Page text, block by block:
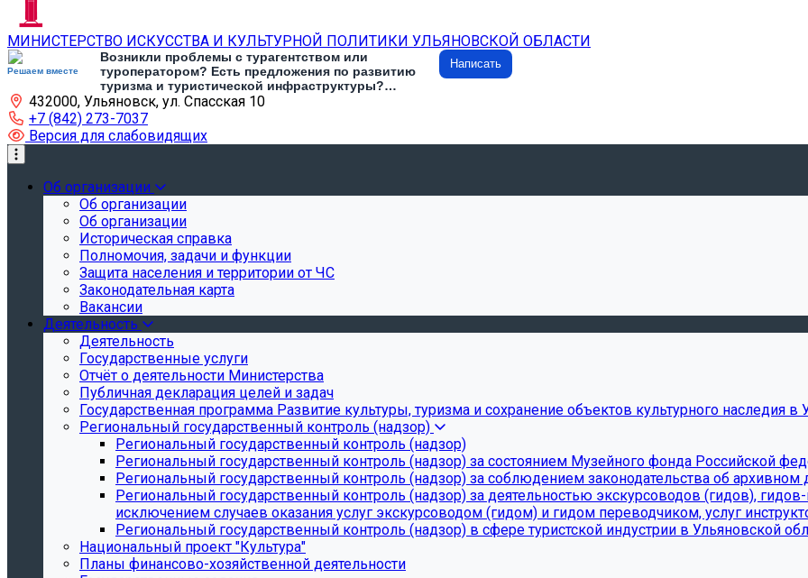
МИНИСТЕРСТВО ИСКУССТВА И КУЛЬТУРНОЙ ПОЛИТИКИ УЛЬЯНОВСКОЙ ОБЛАСТИ
Решаем вместе
Возникли проблемы с турагентством или
туроператором? Есть предложения по развитию
туризма и туристической инфраструктуры?
Напишите об этом
Написать
432000, Ульяновск, ул. Спасская 10
+7 (842) 273-7037
Версия для слабовидящих
Об организации
Об организации
Об организации
Историческая справка
Полномочия, задачи и функции
Защита населения и территории от ЧС
Законодательная карта
Вакансии
Деятельность
Деятельность
Государственные услуги
Отчёт о деятельности Министерства
Публичная декларация целей и задач
Государственная программа Развитие культуры, туризма и сохранение объектов культурного наследия в
Региональный государственный контроль (надзор)
Региональный государственный контроль (надзор)
Региональный государственный контроль (надзор) за состоянием Музейного фонда Российской
Региональный государственный контроль (надзор) за соблюдением законодательства об архивном
Региональный государственный контроль (надзор) за деятельностью экскурсоводов (гидов),
исключением случаев оказания услуг экскурсоводом (гидом) и гидом переводчиком, услуг
Региональный государственный контроль (надзор) в сфере туристской индустрии в Ульяновской
Национальный проект "Культура"
Планы финансово-хозяйственной деятельности